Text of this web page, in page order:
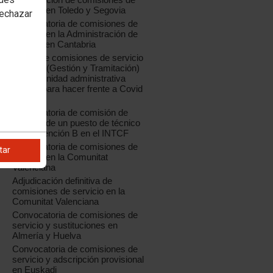
servicio en Toledo y Segovia
Convocatoria de comisiones de
servicio en la Administración de
Justicia en Cantabria
Oferta de comisiones de servicio
04/2020 (Gestión y Tramitación)
para la unidad administrativa
creada para hacer frente a Covid
Convocatoria de comisión de
servicio de un puesto de técnico
de Prevención B en el INTCF
Convocatoria de comisiones de
servicio en la Comunitat
Valenciana
Adjudicación definitiva de
comisiones de servicio en la
Comunitat Valenciana
Convocatoria de comisiones de
servicio y sustituciones en
Almería y Huelva
Convocatoria de comisiones de
servicio y adscripción provisional
en Euskadi